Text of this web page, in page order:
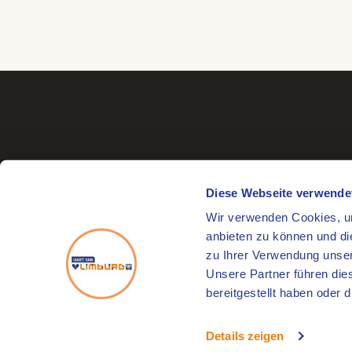
Diese Webseite
Wir verwenden Cookies,
anbieten zu können und
zu Ihrer Verwendung
Unsere Partner führen
bereitgestellt haben oder
Details zeigen
Markt 17
6041 EL Roermond
HartVanLimburg